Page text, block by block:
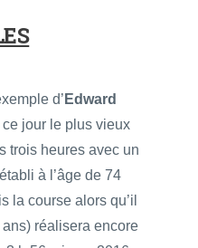
d’ Edward
jour le plus vieux
trois heures avec un
à l’âge de 74
la course alors qu’il
réalisera encore